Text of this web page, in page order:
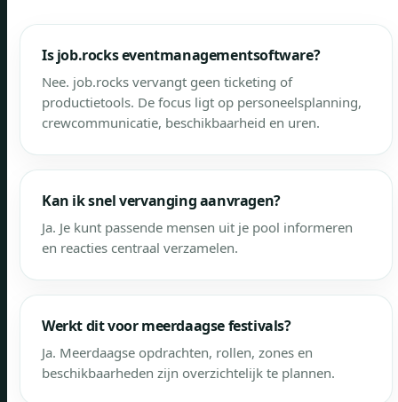
Is job.rocks eventmanagementsoftware?
Nee. job.rocks vervangt geen ticketing of
productietools. De focus ligt op personeelsplanning,
crewcommunicatie, beschikbaarheid en uren.
Kan ik snel vervanging aanvragen?
Ja. Je kunt passende mensen uit je pool informeren
en reacties centraal verzamelen.
Werkt dit voor meerdaagse festivals?
Ja. Meerdaagse opdrachten, rollen, zones en
beschikbaarheden zijn overzichtelijk te plannen.